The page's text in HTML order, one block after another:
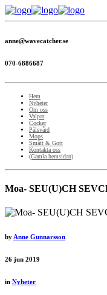
anne@wavecatcher.se
070-6886687
Hem
Nyheter
Om oss
Valpar
Cocker
Pälsvård
Mops
Smått & Gott
Kontakta oss
(Gamla hemsidan)
Moa- SEU(U)CH
byAnne Gunnarsson
26 jun 2019
in Nyheter